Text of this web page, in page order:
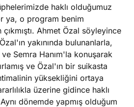
haklı olduğumuz
ya, o program benim
Ahmet Özal söyleyince
yakınında bulunanlarla,
Semra Hanım'la konuşarak
ve Özal'ın bir suikasta
yüksekliğini ortaya
üzerine gidince haklı
dönemde yapmış olduğum